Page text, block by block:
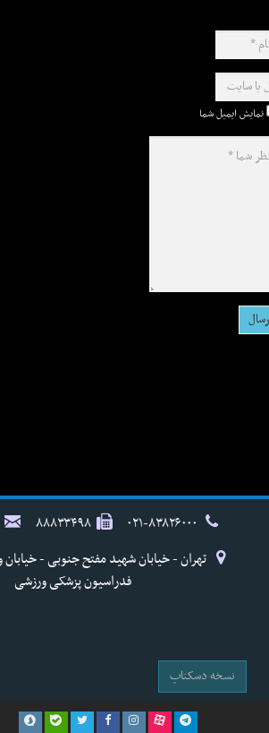
نمایش ایمیل شما
۸۸۸۳۳۴۹۸
فدراسیون پزشکی ورزشی
نسخه دسکتاپ